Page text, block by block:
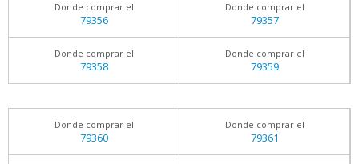
Donde comprar el
79356
Donde comprar el
79357
Donde comprar el
79358
Donde comprar el
79359
Donde comprar el
79360
Donde comprar el
79361